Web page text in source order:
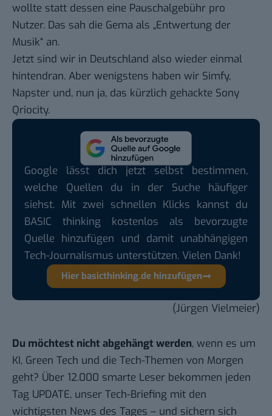
wollte statt dessen eine Pauschalgebühr pro
Nutzer. Das sah die Gema als „Entwertung der
Musik“ an.
Jetzt sind wir in Deutschland also wieder einmal
hintendran. Aber wenigstens haben wir Simfy,
Napster und, nun ja, das kürzlich gehackte Sony
Qriocity.
Google lässt dich jetzt selbst bestimmen,
welche Quellen du in der Suche häufiger
siehst. Mit zwei schnellen Klicks kannst du
BASIC thinking kostenlos als bevorzugte
Quelle hinzufügen und damit unabhängigen
Tech-Journalismus unterstützen. Vielen Dank!
Hier basicthinking.de hinzufügen
(Jürgen Vielmeier)
Du möchtest nicht abgehängt werden, wenn es um
KI, Green Tech und die Tech-Themen von Morgen
geht? Über 12.000 smarte Leser bekommen jeden
Tag UPDATE, unser Tech-Briefing mit den
wichtigsten News des Tages – und sichern sich